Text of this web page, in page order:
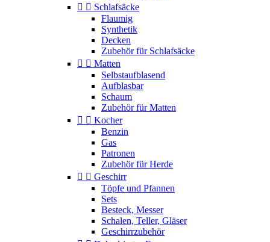
  Schlafsäcke
Flaumig
Synthetik
Decken
Zubehör für Schlafsäcke
  Matten
Selbstaufblasend
Aufblasbar
Schaum
Zubehör für Matten
  Kocher
Benzin
Gas
Patronen
Zubehör für Herde
  Geschirr
Töpfe und Pfannen
Sets
Besteck, Messer
Schalen, Teller, Gläser
Geschirrzubehör